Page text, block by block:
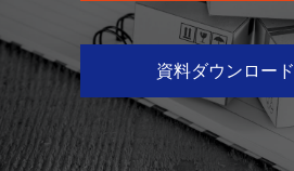
資料ダウンロード